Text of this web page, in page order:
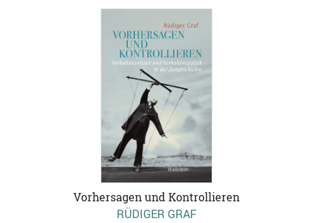
Vorhersagen und Kontrollieren
RÜDIGER GRAF